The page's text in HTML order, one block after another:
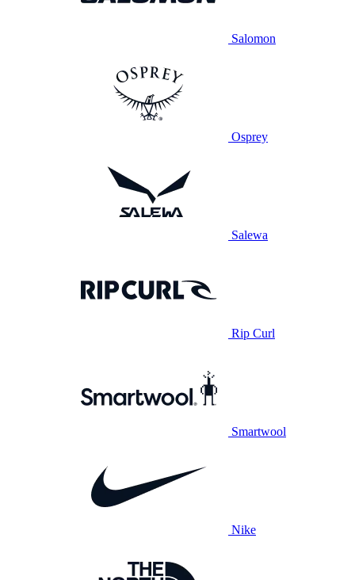
Salomon
Osprey
Salewa
Rip Curl
Smartwool
Nike